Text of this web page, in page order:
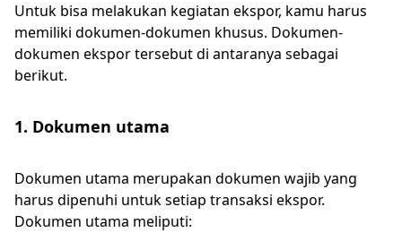
Untuk bisa melakukan kegiatan ekspor, kamu harus
memiliki dokumen-dokumen khusus. Dokumen-
dokumen ekspor tersebut di antaranya sebagai
berikut.
1. Dokumen utama
Dokumen utama merupakan dokumen wajib yang
harus dipenuhi untuk setiap transaksi ekspor.
Dokumen utama meliputi: